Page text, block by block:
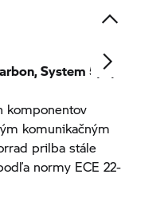
System 5, 6,
komponentov
komunikačným
prilba stále
normy ECE 22-